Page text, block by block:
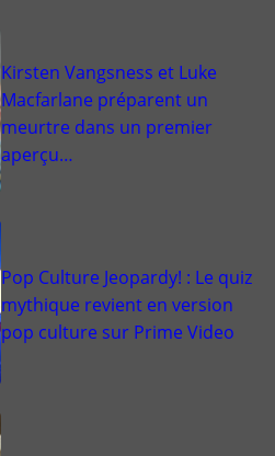
Kirsten Vangsness et Luke
Macfarlane préparent un
meurtre dans un premier
aperçu…
Pop Culture Jeopardy! : Le quiz
mythique revient en version
pop culture sur Prime Video